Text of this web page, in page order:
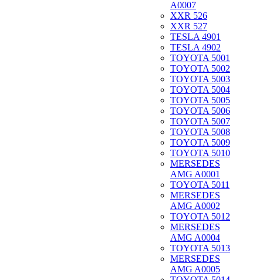
A0007
XXR 526
XXR 527
TESLA 4901
TESLA 4902
TOYOTA 5001
TOYOTA 5002
TOYOTA 5003
TOYOTA 5004
TOYOTA 5005
TOYOTA 5006
TOYOTA 5007
TOYOTA 5008
TOYOTA 5009
TOYOTA 5010
MERSEDES
AMG A0001
TOYOTA 5011
MERSEDES
AMG A0002
TOYOTA 5012
MERSEDES
AMG A0004
TOYOTA 5013
MERSEDES
AMG A0005